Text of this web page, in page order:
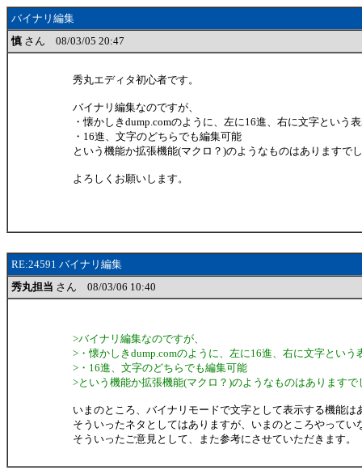
バイナリ編集
慎 さん 08/03/05 20:47
秀丸エディタ初心者です。
バイナリ編集なのですが、
・懐かしきdump.comのように、左に16進、右に文字という
・16進、文字のどちらでも編集可能
という機能か拡張機能(マクロ？)のようなものはありますで
よろしくお願いします。
RE:24591 バイナリ編集
秀丸担当 さん 08/03/06 10:40
>バイナリ編集なのですが、
>・懐かしきdump.comのように、左に16進、右に文字という
>・16進、文字のどちらでも編集可能
>という機能か拡張機能(マクロ？)のようなものはありますで
いまのところ、バイナリモードで文字として表示する機能は
そういったネタとしてはありますが、いまのところやってい
そういったご意見として、また参考にさせていただきます。